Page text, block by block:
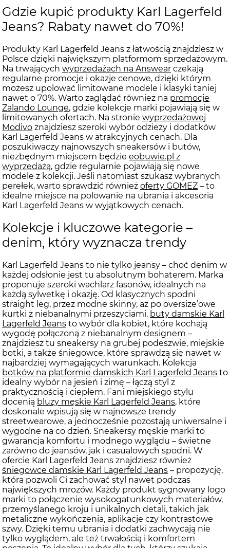
Gdzie kupić produkty Karl Lagerfeld
Jeans? Rabaty nawet do 70%!
Produkty Karl Lagerfeld Jeans z łatwością znajdziesz w
Polsce dzięki największym platformom sprzedażowym.
Na trwających wyprzedażach na Answear czekają
regularne promocje i okazje cenowe, dzięki którym
możesz upolować limitowane modele i klasyki taniej
nawet o 70%. Warto zaglądać również na promocje
Zalando Lounge, gdzie kolekcje marki pojawiają się w
limitowanych ofertach. Na stronie wyprzedażowej
Modivo znajdziesz szeroki wybór odzieży i dodatków
Karl Lagerfeld Jeans w atrakcyjnych cenach. Dla
poszukiwaczy najnowszych sneakersów i butów,
niezbędnym miejscem będzie eobuwie.pl z
wyprzedażą, gdzie regularnie pojawiają się nowe
modele z kolekcji. Jeśli natomiast szukasz wybranych
perełek, warto sprawdzić również oferty GOMEZ – to
idealne miejsce na polowanie na ubrania i akcesoria
Karl Lagerfeld Jeans w wyjątkowych cenach.
Kolekcje i kluczowe kategorie –
denim, który wyznacza trendy
Karl Lagerfeld Jeans to nie tylko jeansy – choć denim w
każdej odsłonie jest tu absolutnym bohaterem. Marka
proponuje szeroki wachlarz fasonów, idealnych na
każdą sylwetkę i okazję. Od klasycznych spodni
straight leg, przez modne skinny, aż po oversize’owe
kurtki z niebanalnymi przeszyciami. buty damskie Karl
Lagerfeld Jeans to wybór dla kobiet, które kochają
wygodę połączoną z niebanalnym designem –
znajdziesz tu sneakersy na grubej podeszwie, miejskie
botki, a także śniegowce, które sprawdzą się nawet w
najbardziej wymagających warunkach. Kolekcja
botków na platformie damskich Karl Lagerfeld Jeans to
idealny wybór na jesień i zimę – łączą styl z
praktycznością i ciepłem. Fani miejskiego stylu
docenią bluzy męskie Karl Lagerfeld Jeans, które
doskonale wpisują się w najnowsze trendy
streetwearowe, a jednocześnie pozostają uniwersalne i
wygodne na co dzień. Sneakersy męskie marki to
gwarancja komfortu i modnego wyglądu – świetne
zarówno do jeansów, jak i casualowych spodni. W
ofercie Karl Lagerfeld Jeans znajdziesz również
śniegowce damskie Karl Lagerfeld Jeans – propozycję,
która pozwoli Ci zachować styl nawet podczas
największych mrozów. Każdy produkt sygnowany logo
marki to połączenie wysokogatunkowych materiałów,
przemyślanego kroju i unikalnych detali, takich jak
metaliczne wykończenia, aplikacje czy kontrastowe
szwy. Dzięki temu ubrania i dodatki zachwycają nie
tylko wyglądem, ale też trwałością i komfortem